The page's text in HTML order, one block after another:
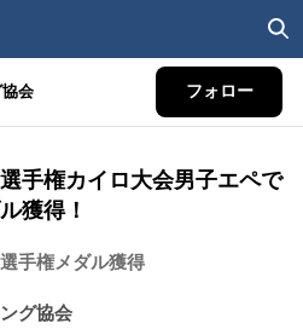
会 フォロー
手権カイロ大会男子エペで
獲得！
手権メダル獲得
グ協会